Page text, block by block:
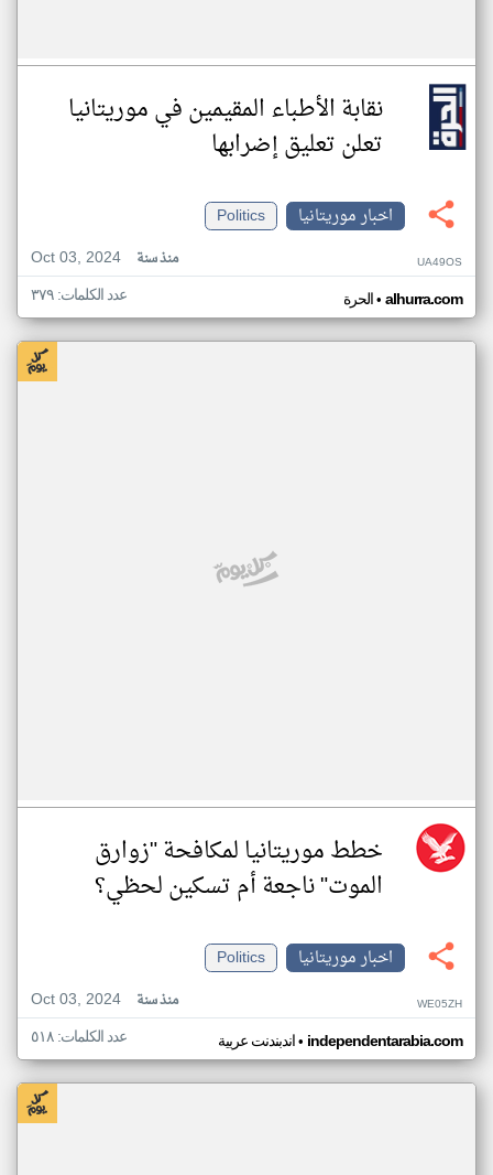
نقابة الأطباء المقيمين في موريتانيا
تعلن تعليق إضرابها
اخبار موريتانيا
Politics
Oct 03, 2024
منذ سنة UA49OS
الحرة• alhurra.com عدد الكلمات: ٣٧٩
خطط موريتانيا لمكافحة "زوارق
الموت" ناجعة أم تسكين لحظي؟
اخبار موريتانيا
Politics
Oct 03, 2024
منذ سنة WE05ZH
اندبندنت عربية• independentarabia.com عدد الكلمات: ٥١٨